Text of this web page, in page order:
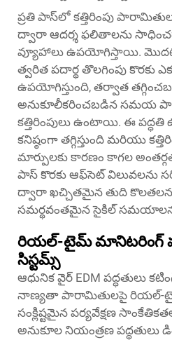
ప్రతి పాస్‌లో కత్తిరింపు
ద్వారా ఆదర్శ ఫలితాలను
వ్యూహాలు ఉపయోగిస్తాయి.
త్వరిత పదార్థ తొలగింపు కొరకు
ఉపయోగిస్తుంది, తర్వాత
అనుకూలీకరించబడిన సమయ
కత్తిరింపులు ఉంటాయి. ఈ పద్ధతి
కనిష్ఠంగా తగ్గిస్తుంది మరియు
మార్పులకు కారణం కాగల అంతర్గత
పాస్ కొరకు ఆఫ్‌సెట్ విలువలను
ద్వారా ఖచ్చితమైన తుది కొలతలను
సమర్థవంతమైన సైకిల్
రియల్-టైమ్ మానిటరింగ్
సిస్టమ్స్
ఆధునిక వైర్ EDM పద్ధతులు
నాణ్యతా పారామితులపై రియల్-
సంక్లిష్టమైన పర్యవేక్షణ
అనుకూల నియంత్రణ పద్ధతులు